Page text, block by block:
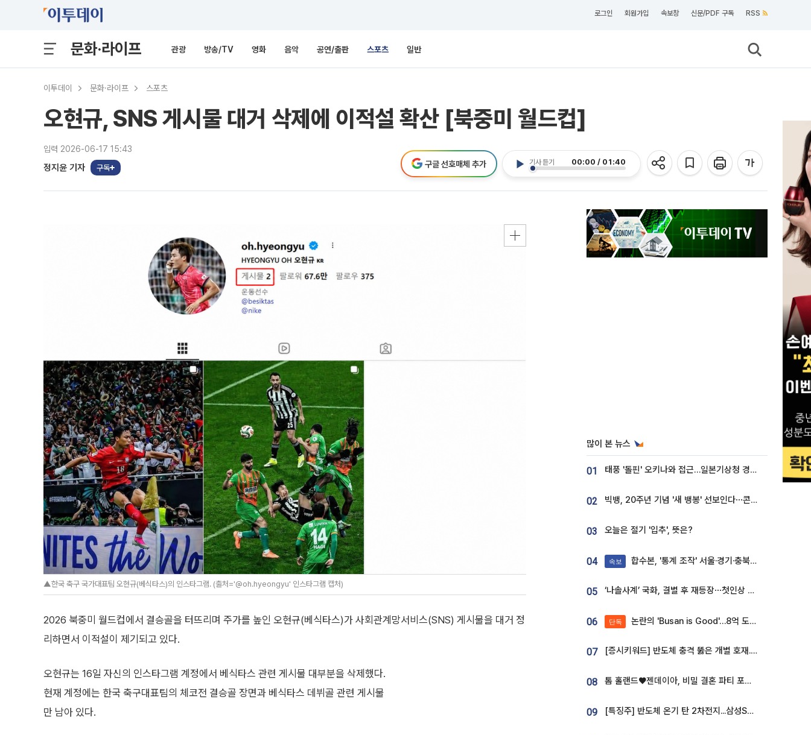
로그인 회원가입 속보창 신문/PDF 구독 RSS
문화·라이프 관광 방송/TV 영화 음악 공연/출판 스포츠 일반
이투데이 문화·라이프 스포츠
오현규, SNS 게시물 대거 삭제에 이적설 확산 [북중미 월드컵]
입력 2026-06-17 15:43
정지윤 기자 구독
기사 듣기 00:00 / 01:40
구글 선호매체 추가
▲한국 축구 국가대표팀 오현규(베식타스)의 인스타그램. (출처='@oh.hyeongyu' 인스타그램 캡처)
2026 북중미 월드컵에서 결승골을 터뜨리며 주가를 높인 오현규(베식타스)가 사회관계망서비스(SNS) 게시물을 대거 정
리하면서 이적설이 제기되고 있다.
오현규는 16일 자신의 인스타그램 계정에서 베식타스 관련 게시물 대부분을 삭제했다.
현재 계정에는 한국 축구대표팀의 체코전 결승골 장면과 베식타스 데뷔골 관련 게시물
만 남아 있다.
많이 본 뉴스
01 태풍 '돌핀' 오키나와 접근…일본기상청 경로 업데이트
02 빅뱅, 20주년 기념 '새 뱅봉' 선보인다⋯콘서트 앞두고 팝업 개최
03 오늘은 절기 '입추', 뜻은?
04 속보 합수본, '통계 조작' 서울·경기·충북 선관위 등 추가 압수수색
05 ‘나솔사계’ 국화, 결별 후 재등장⋯첫인상 투표 휩쓸고 ‘인기녀’ 등극
06 단독 논란의 'Busan is Good'…8억 도시브랜드, 용산 대통령실 CI 업체가 수행
07 [증시키워드] 반도체 충격 뚫은 개별 호재...포스코퓨처엠·에코프로·한화솔루션 '눈길'
08 톰 홀랜드♥젠데이아, 비밀 결혼 파티 포착⋯호텔 대관비만 9억
09 [특징주] 반도체 온기 탄 2차전지...삼성SDI, 장 초반 7% 넘게 껑충